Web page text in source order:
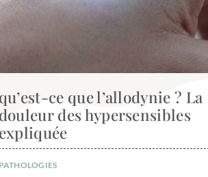
qu’est-ce que l’allodynie ? La
douleur des hypersensibles
expliquée
PATHOLOGIES